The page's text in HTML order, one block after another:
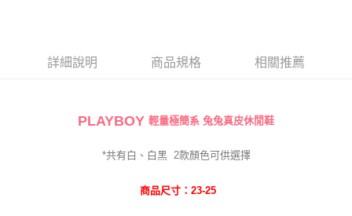
每筆NT$100，滿NT$700(含以上)免運費
詳細說明 商品規格 相關推薦
PLAYBOY 輕量極簡系 兔兔真皮休閒鞋
*共有白、白黑2款顏色可供選擇
商品尺寸：23-25